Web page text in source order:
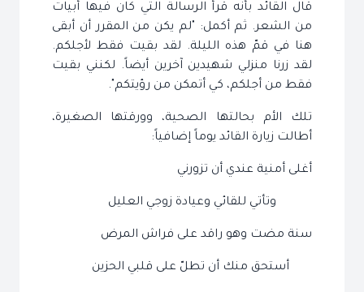
قال القائد بأنه قرأ الرسالة التي كان فيها أبيات
من الشعر. ثم أكمل: "لم يكن من المقرر أن أبقى
هنا في قمّ هذه الليلة. لقد بقيت فقط لأجلكم.
لقد زرنا منزلي شهيدين آخرين أيضاً. لكنني بقيت
فقط من أجلكم، كي أتمكن من رؤيتكم".
تلك الأم بحالتها الصحية، وورقتها الصغيرة،
أطالت زيارة القائد يوماً إضافياً:
أغلى أمنية عندي أن تزورني
وتأتي للقائي وعيادة زوجي العليل
سنة مضت وهو راقد على فراش المرض
أستحق منك أن تطلّ على قلبي الحزين